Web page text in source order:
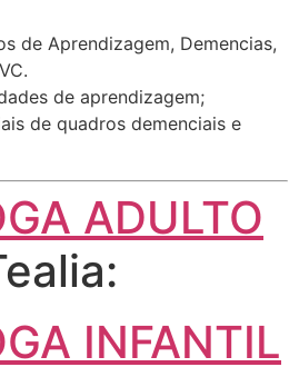
de Aprendizagem, Demencias,
de aprendizagem;
de quadros demenciais e
ADULTO
INFANTIL